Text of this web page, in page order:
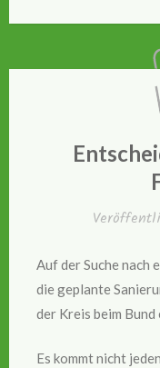
Auf der Suche
die geplante
der Kreis beim Bund
Es kommt nicht